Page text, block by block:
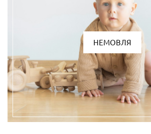
НЕМОВЛЯ